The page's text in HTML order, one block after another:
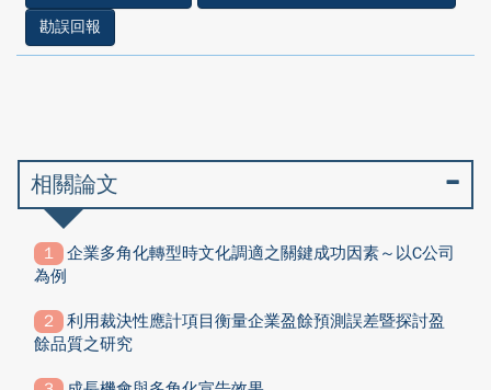
勘誤回報
相關論文
企業多角化轉型時文化調適之關鍵成功因素～以C公司
為例
利用裁決性應計項目衡量企業盈餘預測誤差暨探討盈
餘品質之研究